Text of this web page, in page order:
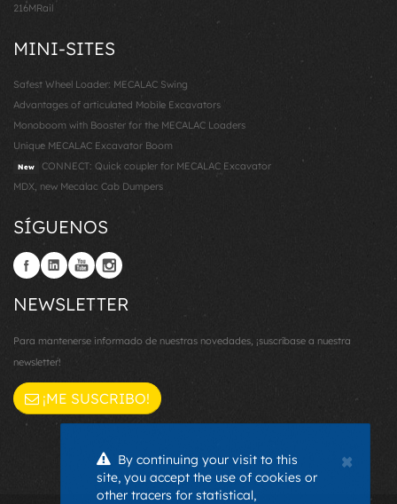
216MRail
MINI-SITES
Safest Wheel Loader: MECALAC Swing
Advantages of articulated Mobile Excavators
Monoboom with Booster for the MECALAC Loaders
Unique MECALAC Excavator Boom
New
CONNECT: Quick coupler for MECALAC Excavator
MDX, new Mecalac Cab Dumpers
SÍGUENOS
NEWSLETTER
Para mantenerse informado de nuestras novedades, ¡suscríbase a nuestra
newsletter!
¡ME SUSCRIBO!
×
By continuing your visit to this
site, you accept the use of cookies or
other tracers for statistical,